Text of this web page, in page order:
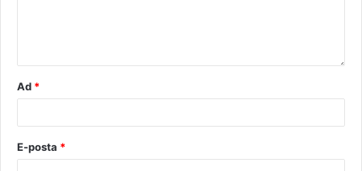
Ad *
E-posta *